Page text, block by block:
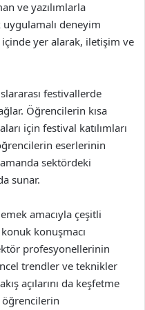
ve yazılımlarla
uygulamalı deneyim
içinde yer alarak, iletişim ve
festivallerde
Öğrencilerin kısa
için festival katılımları
eserlerinin
sektördeki
sunar.
amacıyla çeşitli
konuşmacı
profesyonellerinin
trendler ve teknikler
açılarını da keşfetme
öğrencilerin